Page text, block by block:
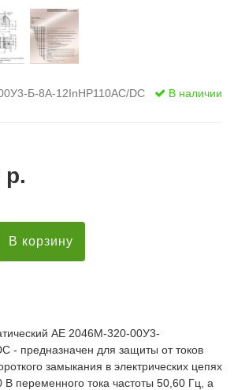
Б-8А-12InНР110AC/DC В наличии
р.
В корзину
АЕ 2046М-320-00У3-
- предназначен для защиты от токов
замыкания в электрических цепях
переменного тока частоты 50,60 Гц, а